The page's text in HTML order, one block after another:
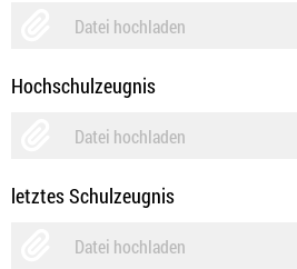
Datei hochladen
Hochschulzeugnis
Datei hochladen
letztes Schulzeugnis
Datei hochladen